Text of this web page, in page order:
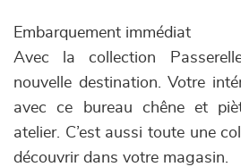
Embarquement immédiat
Avec la collection
nouvelle destination. Votre
avec ce bureau chêne et
atelier. C’est aussi toute une
découvrir dans votre magasin.